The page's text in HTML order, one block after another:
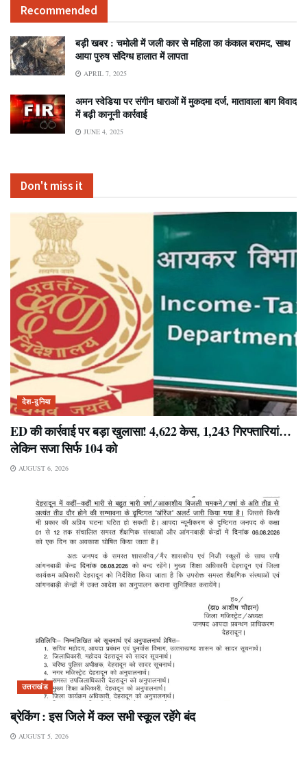
Recommended
बड़ी खबर : चमोली में जली कार से महिला का कंकाल बरामद, साथ
आया पुरुष संदिग्ध हालात में लापता
APRIL 7, 2025
अमन स्वेडिया पर संगीन धाराओं में मुकदमा दर्ज, मातावाला बाग विवाद
में बढ़ी कानूनी कार्रवाई
JUNE 4, 2025
Don't miss it
देश-दुनिया
ED की कार्रवाई पर बड़ा खुलासा! 4,622 केस, 1,243 गिरफ्तारियां…
लेकिन सजा सिर्फ 104 को
AUGUST 6, 2026
उत्तराखंड
ब्रेकिंग : इस जिले में कल सभी स्कूल रहेंगे बंद
AUGUST 5, 2026